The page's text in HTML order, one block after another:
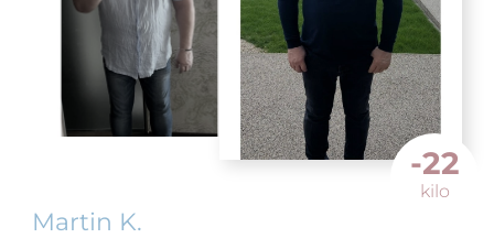
-22
kilo
Martin K.